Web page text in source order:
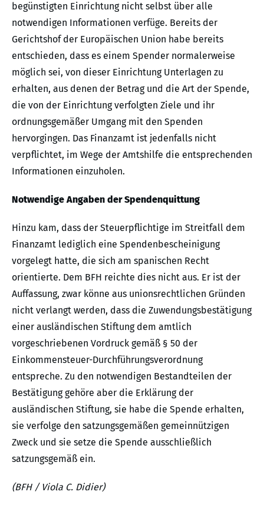
begünstigten Einrichtung nicht selbst über alle
notwendigen Informationen verfüge. Bereits der
Gerichtshof der Europäischen Union habe bereits
entschieden, dass es einem Spender normalerweise
möglich sei, von dieser Einrichtung Unterlagen zu
erhalten, aus denen der Betrag und die Art der Spende,
die von der Einrichtung verfolgten Ziele und ihr
ordnungsgemäßer Umgang mit den Spenden
hervorgingen. Das Finanzamt ist jedenfalls nicht
verpflichtet, im Wege der Amtshilfe die entsprechenden
Informationen einzuholen.
Notwendige Angaben der Spendenquittung
Hinzu kam, dass der Steuerpflichtige im Streitfall dem
Finanzamt lediglich eine Spendenbescheinigung
vorgelegt hatte, die sich am spanischen Recht
orientierte. Dem BFH reichte dies nicht aus. Er ist der
Auffassung, zwar könne aus unionsrechtlichen Gründen
nicht verlangt werden, dass die Zuwendungsbestätigung
einer ausländischen Stiftung dem amtlich
vorgeschriebenen Vordruck gemäß § 50 der
Einkommensteuer-Durchführungsverordnung
entspreche. Zu den notwendigen Bestandteilen der
Bestätigung gehöre aber die Erklärung der
ausländischen Stiftung, sie habe die Spende erhalten,
sie verfolge den satzungsgemäßen gemeinnützigen
Zweck und sie setze die Spende ausschließlich
satzungsgemäß ein.
(BFH / Viola C. Didier)